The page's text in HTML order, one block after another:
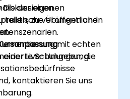
der eigenen
teilen, zu veröffentlichen
Übungen und
mit echten
einer Live-Umgebung.
Schulungen, die
kontaktieren Sie uns